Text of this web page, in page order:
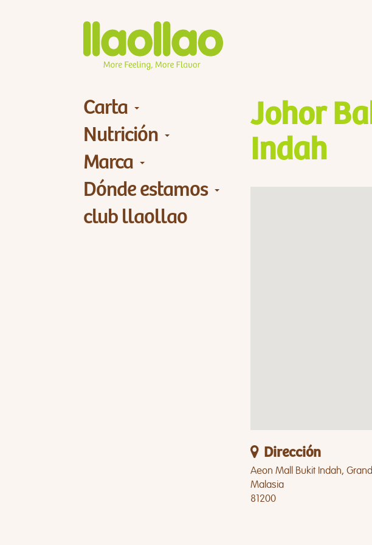
Carta
Nutrición
Marca
Dónde estamos
club llaollao
Johor
Indah
Dirección
Aeon Mall Bukit Indah,
Malasia
81200